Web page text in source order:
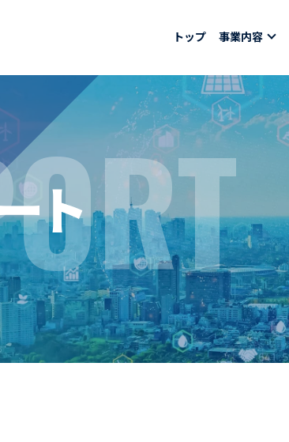
トップ 事業内容
最新情報
お役立ちコラム
プライバシーポリシー
お問い合わせ
よくある質問
ト